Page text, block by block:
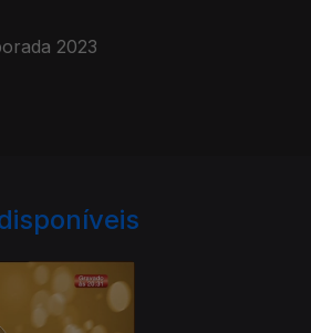
2023